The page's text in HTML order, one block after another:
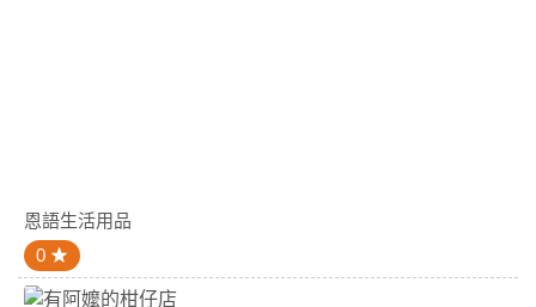
恩語生活用品
0